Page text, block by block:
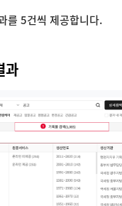
를 5건씩 제공합니다.
과